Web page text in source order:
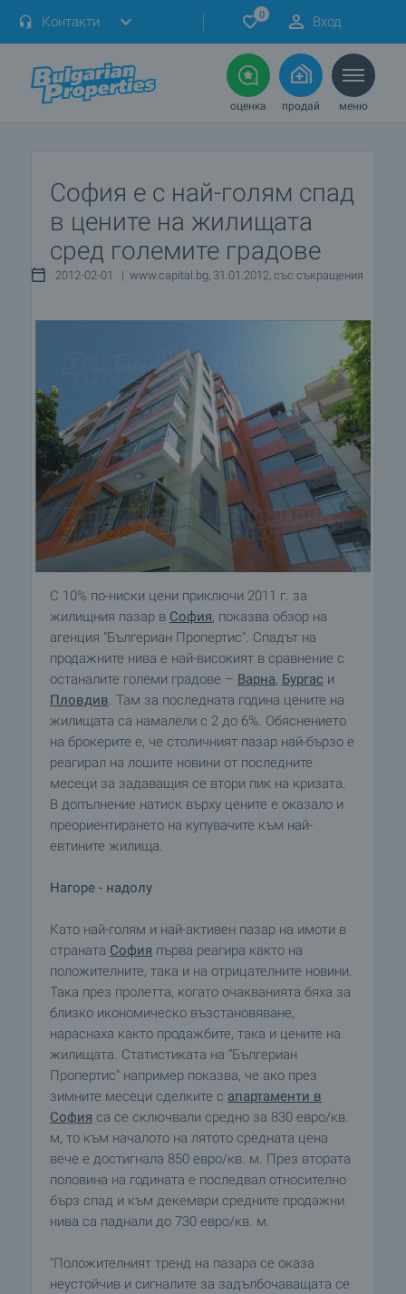
Контакти 0 Вход
оценка продай меню
София е с най-голям спад
в цените на жилищата
сред големите градове
2012-02-01 | www.capital.bg, 31.01.2012, със съкращения
С 10% по-ниски цени приключи 2011 г. за
жилищния пазар в София, показва обзор на
агенция "Бългериан Пропертис". Спадът на
продажните нива е най-високият в сравнение с
останалите големи градове – Варна, Бургас и
Пловдив. Там за последната година цените на
жилищата са намалели с 2 до 6%. Обяснението
на брокерите е, че столичният пазар най-бързо е
реагирал на лошите новини от последните
месеци за задаващия се втори пик на кризата.
В допълнение натиск върху цените е оказало и
преориентирането на купувачите към най-
евтините жилища.
Нагоре - надолу
Като най-голям и най-активен пазар на имоти в
страната София първа реагира както на
положителните, така и на отрицателните новини.
Така през пролетта, когато очакванията бяха за
близко икономическо възстановяване,
нараснаха както продажбите, така и цените на
жилищата. Статистиката на "Бългериан
Пропертис" например показва, че ако през
зимните месеци сделките с апартаменти в
София са се сключвали средно за 830 евро/кв.
м, то към началото на лятото средната цена
вече е достигнала 850 евро/кв. м. През втората
половина на годината е последвал относително
бърз спад и към декември средните продажни
нива са паднали до 730 евро/кв. м.
"Положителният тренд на пазара се оказа
неустойчив и сигналите за задълбочаващата се